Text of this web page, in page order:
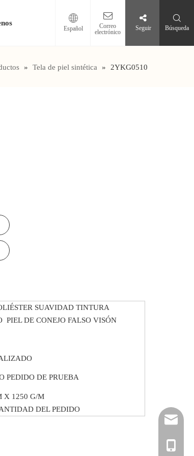
Español
Correo
electrónico
Seguir Búsqueda
» Tela de piel sintética » 2YKG0510
SUAVIDAD TINTURA
PIEL DE CONEJO FALSO VISÓN
PEDIDO DE PRUEBA
X 1250 G/M
DEL PEDIDO